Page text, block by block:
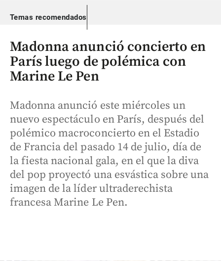
Temas recomendados
Madonna anunció concierto en
París luego de polémica con
Marine Le Pen
Madonna anunció este miércoles un
nuevo espectáculo en París, después del
polémico macroconcierto en el Estadio
de Francia del pasado 14 de julio, día de
la fiesta nacional gala, en el que la diva
del pop proyectó una esvástica sobre una
imagen de la líder ultraderechista
francesa Marine Le Pen.